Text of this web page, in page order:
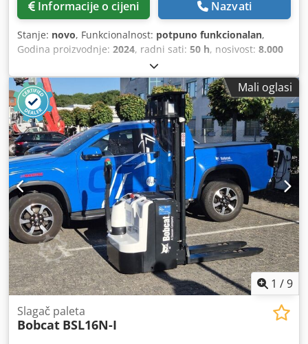
Informacije o cijeni Nazvati
Stanje: novo, Funkcionalnost: potpuno funkcionalan,
Godina proizvodnje: 2024, radni sati: 50 h, nosivost: 8.000
4.800 mm
mm, vrsta goriva:dizel, vrsta jarbola:triplex, građevinska
visina:2.780 mm, snaga:59 kW (80,22 KS), širina nosača
vilica:2.240 mm, duljina vilica: 2.400 mm, masa praznog
vozila:12.406 kg, vrsta pogona:Diesel, Diesel viličari
Centar opterećenja: 600 Širina vilice: 180 mm Debljina
vilice: 75 mm ISO klasa: Terminal West Vrsta jarbola:
Trostruki Chsdpfexr R Efjx Aamoa Prijenos: pretvarač
Brzinska klasa: 20 Stanje: Nov uređaj Tehničko stanje: Novo
Vrsta prednjih guma: Superelastic Prednje gume Stanje:
Nove Vrsta stražnjih guma: Superelastic Stražnje gume
Stanje: Nove bočni mjenjač, pozicioner vilice, 3. ventil, 4.
ventil, stražnje radno svjetlo, prednje radno svjetlo, grijač,
puna kabina, potpuno slobodno podizanje, CE certifikat,
unutarnji retrovizor, vanjski retrovizor, rotirajući far,
sjedalo, Prednja i stražnja kamera
Mali oglasi
1 /9
Slagač paleta
Bobcat BSL16N-I